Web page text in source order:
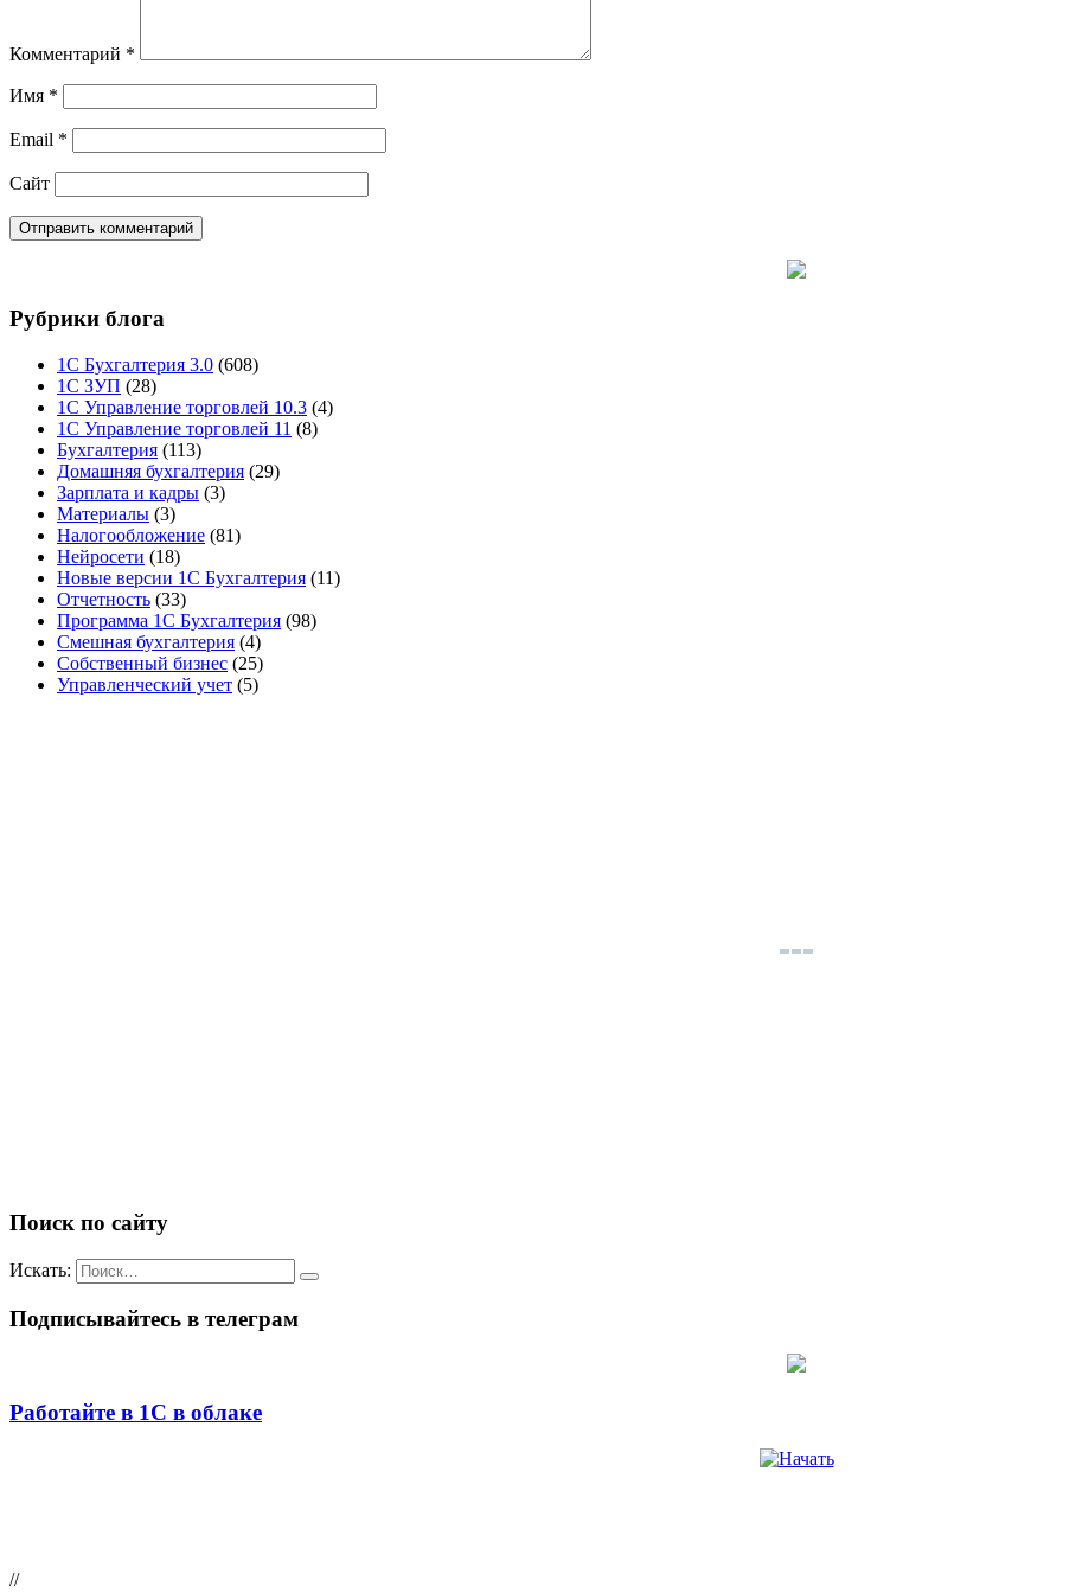
Комментарий *
Имя *
Email *
Сайт
Рубрики блога
1С Бухгалтерия 3.0 (608)
1С ЗУП (28)
1С Управление торговлей 10.3 (4)
1С Управление торговлей 11 (8)
Бухгалтерия (113)
Домашняя бухгалтерия (29)
Зарплата и кадры (3)
Материалы (3)
Налогообложение (81)
Нейросети (18)
Новые версии 1С Бухгалтерия (11)
Отчетность (33)
Программа 1С Бухгалтерия (98)
Смешная бухгалтерия (4)
Собственный бизнес (25)
Управленческий учет (5)
Поиск по сайту
Искать:
Подписывайтесь в телеграм
Работайте в 1С в облаке
//